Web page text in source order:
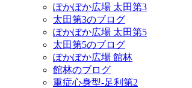
ぽかぽか広場 太田第3
太田第3のブログ
ぽかぽか広場 太田第5
太田第5のブログ
ぽかぽか広場 館林
館林のブログ
重症心身型-足利第2